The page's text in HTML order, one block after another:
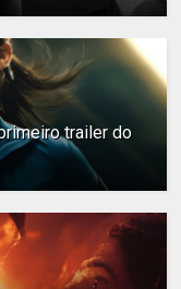
trailer do